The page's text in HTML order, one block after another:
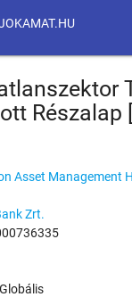
Részalap
Asset Management
Zrt.
Globális